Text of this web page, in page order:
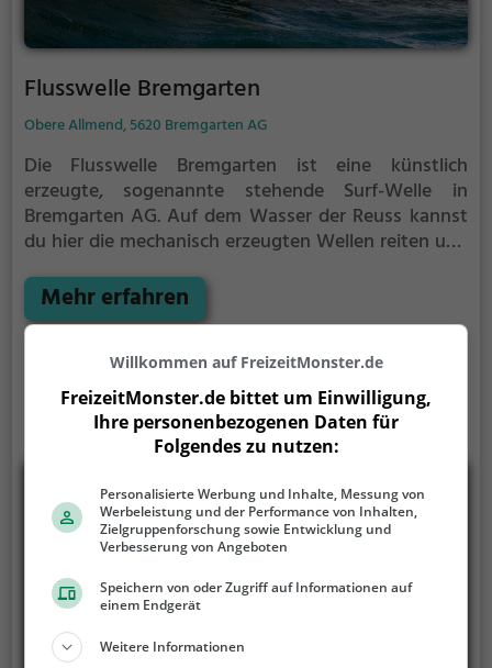
Flusswelle Bremgarten
Obere Allmend, 5620 Bremgarten AG
Die Flusswelle Bremgarten ist eine künstlich
erzeugte, sogenannte stehende Surf-Welle in
Bremgarten AG. Auf dem Wasser der Reuss kannst
du hier die mechanisch erzeugten Wellen reiten und
Bremgarten ist nur für erfahrene Surfer geeignet.
Mehr erfahren
Willkommen auf FreizeitMonster.de
FreizeitMonster.de bittet um Einwilligung,
Ihre personenbezogenen Daten für
Folgendes zu nutzen:
Personalisierte Werbung und Inhalte, Messung von
Werbeleistung und der Performance von Inhalten,
Zielgruppenforschung sowie Entwicklung und
Verbesserung von Angeboten
Speichern von oder Zugriff auf Informationen auf
einem Endgerät
Weitere Informationen